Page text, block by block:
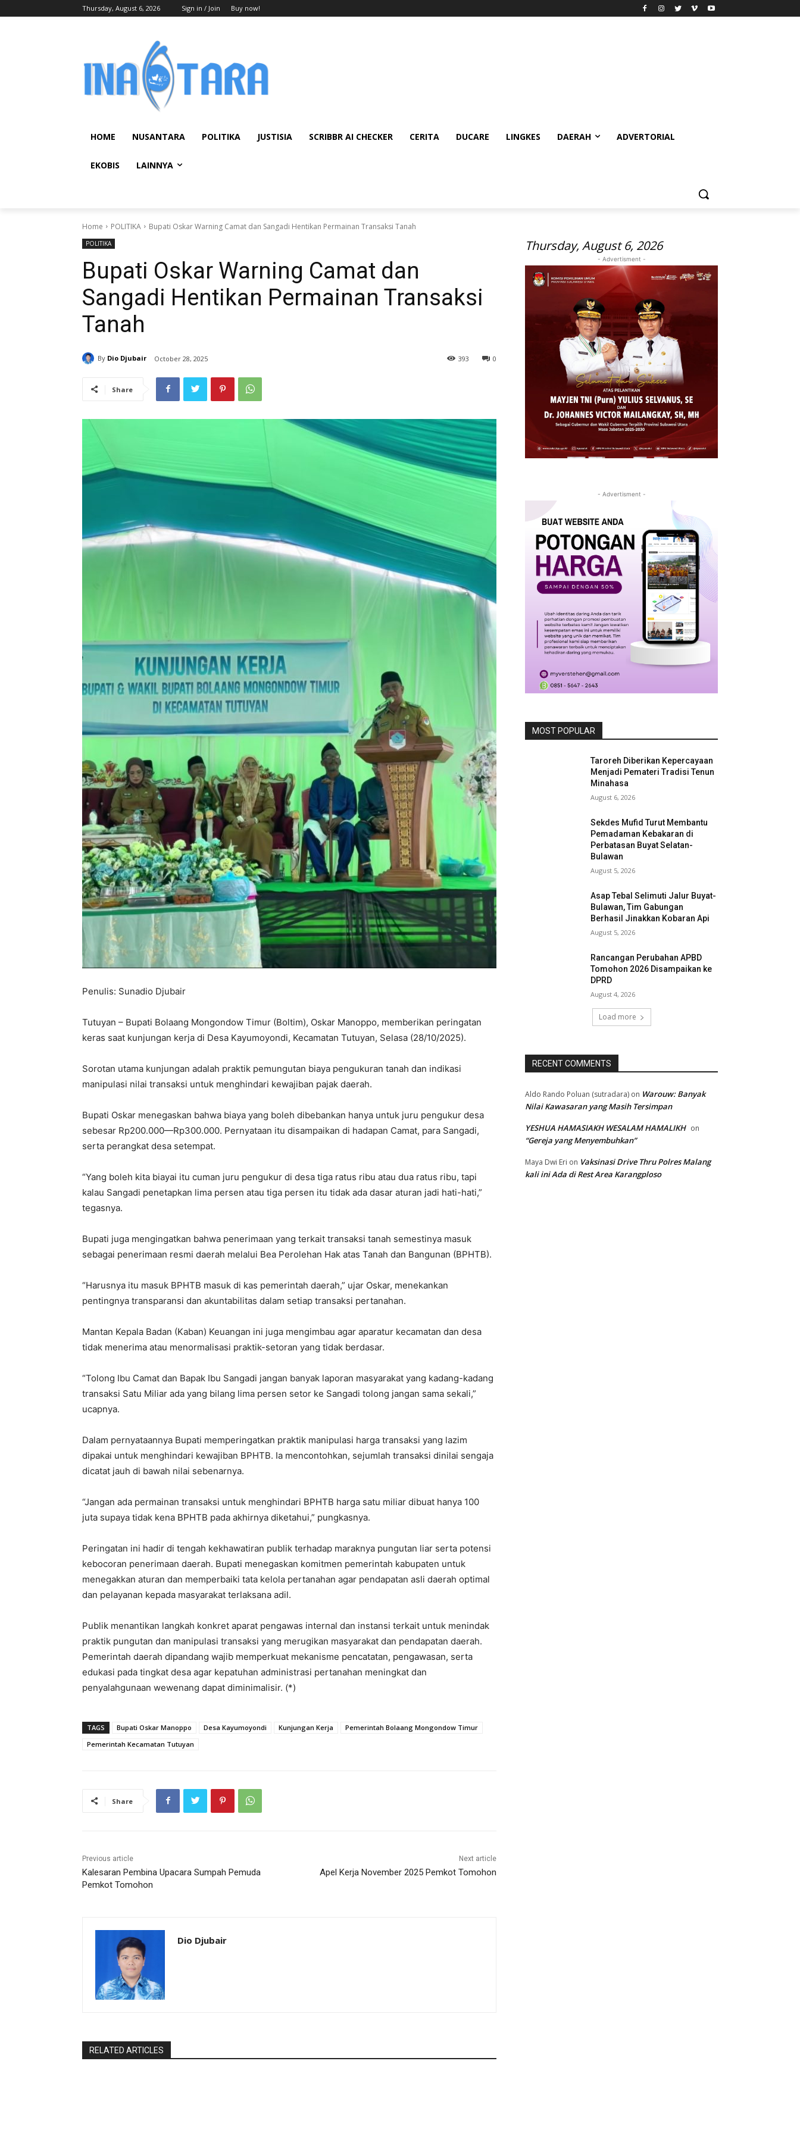
Thursday, August 6, 2026 Sign in / Join Buy now!
HOME NUSANTARA POLITIKA JUSTISIA SCRIBBR AI CHECKER CERITA DUCARE LINGKES DAERAH ADVERTORIAL
EKOBIS LAINNYA
Home POLITIKA Bupati Oskar Warning Camat dan Sangadi Hentikan Permainan Transaksi Tanah
POLITIKA
Bupati Oskar Warning Camat dan
Sangadi Hentikan Permainan Transaksi
Tanah
By Dio Djubair October 28, 2025 0
393
Share
Penulis: Sunadio Djubair
Tutuyan – Bupati Bolaang Mongondow Timur (Boltim), Oskar Manoppo, memberikan peringatan
keras saat kunjungan kerja di Desa Kayumoyondi, Kecamatan Tutuyan, Selasa (28/10/2025).
Sorotan utama kunjungan adalah praktik pemungutan biaya pengukuran tanah dan indikasi
manipulasi nilai transaksi untuk menghindari kewajiban pajak daerah.
Bupati Oskar menegaskan bahwa biaya yang boleh dibebankan hanya untuk juru pengukur desa
sebesar Rp200.000—Rp300.000. Pernyataan itu disampaikan di hadapan Camat, para Sangadi,
serta perangkat desa setempat.
“Yang boleh kita biayai itu cuman juru pengukur di desa tiga ratus ribu atau dua ratus ribu, tapi
kalau Sangadi penetapkan lima persen atau tiga persen itu tidak ada dasar aturan jadi hati-hati,”
tegasnya.
Bupati juga mengingatkan bahwa penerimaan yang terkait transaksi tanah semestinya masuk
sebagai penerimaan resmi daerah melalui Bea Perolehan Hak atas Tanah dan Bangunan (BPHTB).
“Harusnya itu masuk BPHTB masuk di kas pemerintah daerah,” ujar Oskar, menekankan
pentingnya transparansi dan akuntabilitas dalam setiap transaksi pertanahan.
Mantan Kepala Badan (Kaban) Keuangan ini juga mengimbau agar aparatur kecamatan dan desa
tidak menerima atau menormalisasi praktik-setoran yang tidak berdasar.
“Tolong Ibu Camat dan Bapak Ibu Sangadi jangan banyak laporan masyarakat yang kadang-kadang
transaksi Satu Miliar ada yang bilang lima persen setor ke Sangadi tolong jangan sama sekali,”
ucapnya.
Dalam pernyataannya Bupati memperingatkan praktik manipulasi harga transaksi yang lazim
dipakai untuk menghindari kewajiban BPHTB. Ia mencontohkan, sejumlah transaksi dinilai sengaja
dicatat jauh di bawah nilai sebenarnya.
“Jangan ada permainan transaksi untuk menghindari BPHTB harga satu miliar dibuat hanya 100
juta supaya tidak kena BPHTB pada akhirnya diketahui,” pungkasnya.
Peringatan ini hadir di tengah kekhawatiran publik terhadap maraknya pungutan liar serta potensi
kebocoran penerimaan daerah. Bupati menegaskan komitmen pemerintah kabupaten untuk
menegakkan aturan dan memperbaiki tata kelola pertanahan agar pendapatan asli daerah optimal
dan pelayanan kepada masyarakat terlaksana adil.
Publik menantikan langkah konkret aparat pengawas internal dan instansi terkait untuk menindak
praktik pungutan dan manipulasi transaksi yang merugikan masyarakat dan pendapatan daerah.
Pemerintah daerah dipandang wajib memperkuat mekanisme pencatatan, pengawasan, serta
edukasi pada tingkat desa agar kepatuhan administrasi pertanahan meningkat dan
penyalahgunaan wewenang dapat diminimalisir. (*)
TAGS Bupati Oskar Manoppo Desa Kayumoyondi Kunjungan Kerja
Pemerintah Bolaang Mongondow Timur
Pemerintah Kecamatan Tutuyan
Share
Previous article
Kalesaran Pembina Upacara Sumpah Pemuda
Pemkot Tomohon
Next article
Apel Kerja November 2025 Pemkot Tomohon
Dio Djubair
RELATED ARTICLES
Thursday, August 6, 2026
- Advertisment -
- Advertisment -
MOST POPULAR
Taroreh Diberikan Kepercayaan
Menjadi Pemateri Tradisi Tenun
Minahasa
August 6, 2026
Sekdes Mufid Turut Membantu
Pemadaman Kebakaran di
Perbatasan Buyat Selatan-
Bulawan
August 5, 2026
Asap Tebal Selimuti Jalur Buyat-
Bulawan, Tim Gabungan
Berhasil Jinakkan Kobaran Api
August 5, 2026
Rancangan Perubahan APBD
Tomohon 2026 Disampaikan ke
DPRD
August 4, 2026
Load more
RECENT COMMENTS
Aldo Rando Poluan (sutradara) on Warouw: Banyak
Nilai Kawasaran yang Masih Tersimpan
YESHUA HAMASIAKH WESALAM HAMALIKH on
“Gereja yang Menyembuhkan”
Maya Dwi Eri on Vaksinasi Drive Thru Polres Malang
kali ini Ada di Rest Area Karangploso